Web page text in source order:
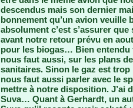
descendus mais son dernier
bonnement qu’un avion
absolument c’est s’assurer
avant notre retour prévu en
pour les biogas… Bien entendu
nous faut aussi, sur les plans
sanitaires. Sinon le gaz est trop
nous faut aussi parler avec le
mettre à notre disposition. J’ai
Suva… Quant à Gerhardt, un